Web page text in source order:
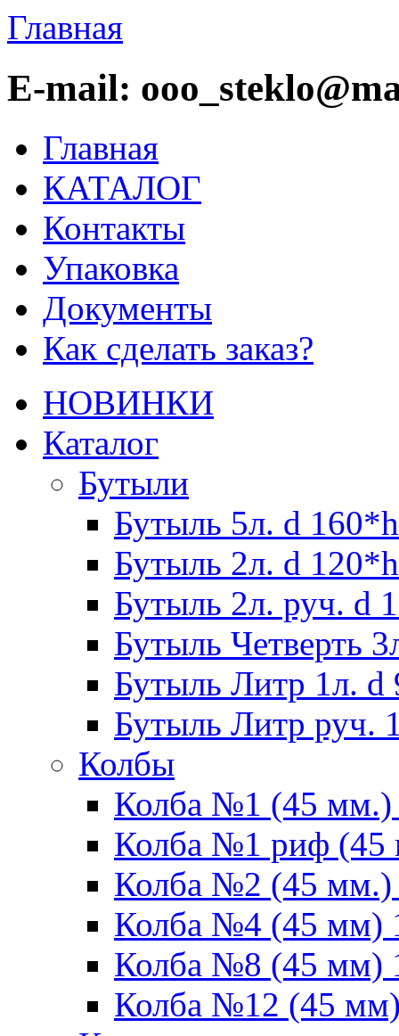
Главная
E-mail:
Главная
КАТАЛОГ
Контакты
Упаковка
Документы
Как сделать заказ?
НОВИНКИ
Каталог
Бутыли
Бутыль 5л. d
Бутыль 2л. d
Бутыль 2л. руч. d
Бутыль Четверть
Бутыль Литр 1л.
Бутыль Литр руч.
Колбы
Колба №1 (45 мм.)
Колба №1 риф (45
Колба №2 (45 мм.)
Колба №4 (45 мм)
Колба №8 (45 мм)
Колба №12 (45